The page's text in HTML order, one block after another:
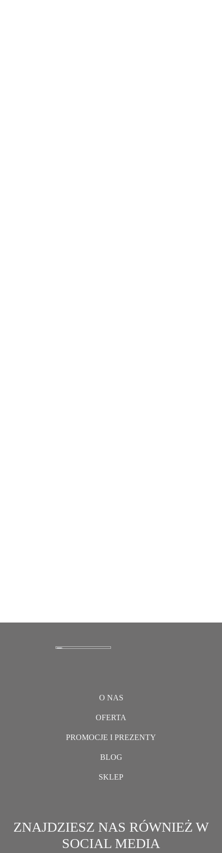
O NAS
OFERTA
PROMOCJE I PREZENTY
BLOG
SKLEP
ZNAJDZIESZ NAS RÓWNIEŻ W
SOCIAL MEDIA